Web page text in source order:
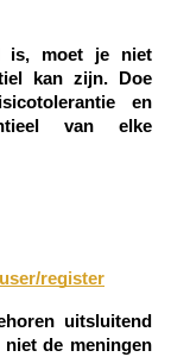
USDT prize pool!
is, moet je niet
kan zijn.
Doe
en
van elke
register
uitsluitend
de meningen